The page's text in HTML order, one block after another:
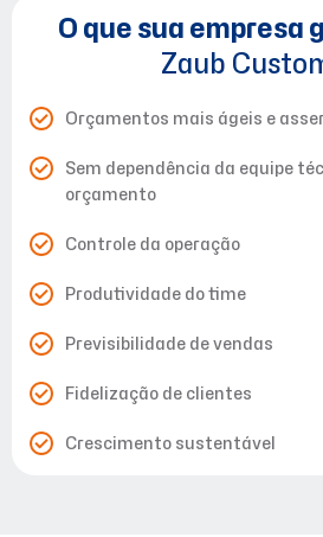
O que sua empresa
Zaub
Orçamentos mais ágeis e
Sem dependência da equipe
orçamento
Controle da operação
Produtividade do time
Previsibilidade de vendas
Fidelização de clientes
Crescimento sustentável